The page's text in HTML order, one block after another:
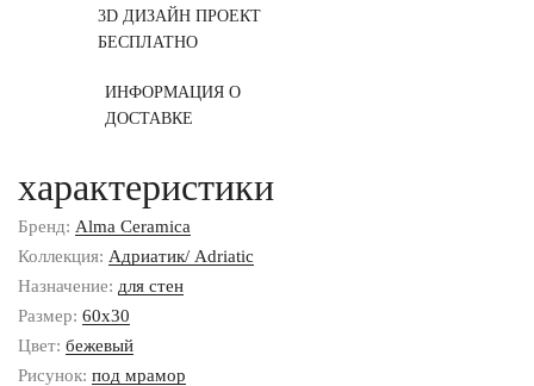
3D ДИЗАЙН ПРОЕКТ
БЕСПЛАТНО
ИНФОРМАЦИЯ О
ДОСТАВКЕ
характеристики
Бренд: Alma Ceramica
Коллекция: Адриатик/ Adriatic
Назначение: для стен
Размер: 60x30
Цвет: бежевый
Рисунок: под мрамор